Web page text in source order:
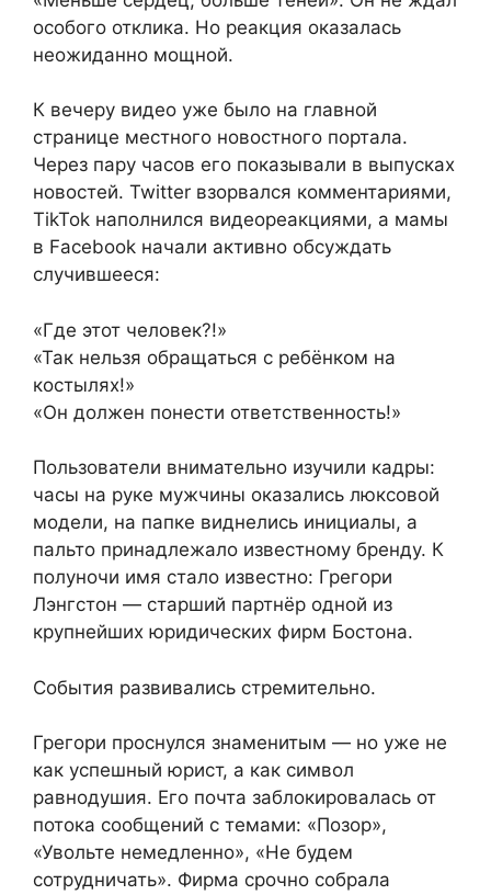
особого отклика. Но реакция оказалась
неожиданно мощной.
К вечеру видео уже было на главной
странице местного новостного портала.
Через пару часов его показывали в выпусках
новостей. Twitter взорвался комментариями,
TikTok наполнился видеореакциями, а мамы
в Facebook начали активно обсуждать
случившееся:
«Где этот человек?!»
«Так нельзя обращаться с ребёнком на
костылях!»
«Он должен понести ответственность!»
Пользователи внимательно изучили кадры:
часы на руке мужчины оказались люксовой
модели, на папке виднелись инициалы, а
пальто принадлежало известному бренду. К
полуночи имя стало известно: Грегори
Лэнгстон — старший партнёр одной из
крупнейших юридических фирм Бостона.
События развивались стремительно.
Грегори проснулся знаменитым — но уже не
как успешный юрист, а как символ
равнодушия. Его почта заблокировалась от
потока сообщений с темами: «Позор»,
«Увольте немедленно», «Не будем
сотрудничать». Фирма срочно собрала